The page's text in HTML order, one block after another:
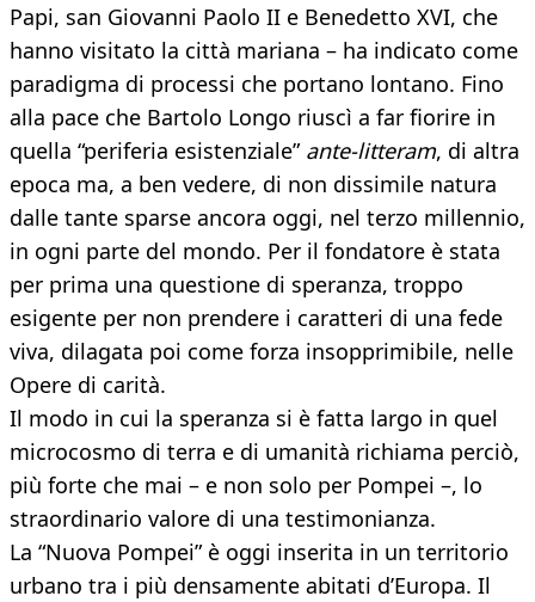
Papi, san Giovanni Paolo II e Benedetto XVI, che
hanno visitato la città mariana – ha indicato come
paradigma di processi che portano lontano. Fino
alla pace che Bartolo Longo riuscì a far fiorire in
quella “periferia esistenziale” ante-litteram, di altra
epoca ma, a ben vedere, di non dissimile natura
dalle tante sparse ancora oggi, nel terzo millennio,
in ogni parte del mondo. Per il fondatore è stata
per prima una questione di speranza, troppo
esigente per non prendere i caratteri di una fede
viva, dilagata poi come forza insopprimibile, nelle
Opere di carità.
Il modo in cui la speranza si è fatta largo in quel
microcosmo di terra e di umanità richiama perciò,
più forte che mai – e non solo per Pompei –, lo
straordinario valore di una testimonianza.
La “Nuova Pompei” è oggi inserita in un territorio
urbano tra i più densamente abitati d’Europa. Il